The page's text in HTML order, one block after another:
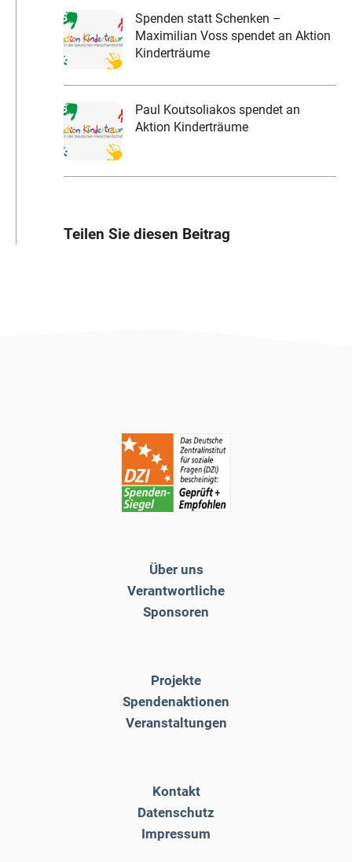
Spenden statt Schenken –
Maximilian Voss spendet an Aktion
Kinderträume
Paul Koutsoliakos spendet an
Aktion Kinderträume
Teilen Sie diesen Beitrag
Über uns
Verantwortliche
Sponsoren
Projekte
Spendenaktionen
Veranstaltungen
Kontakt
Datenschutz
Impressum